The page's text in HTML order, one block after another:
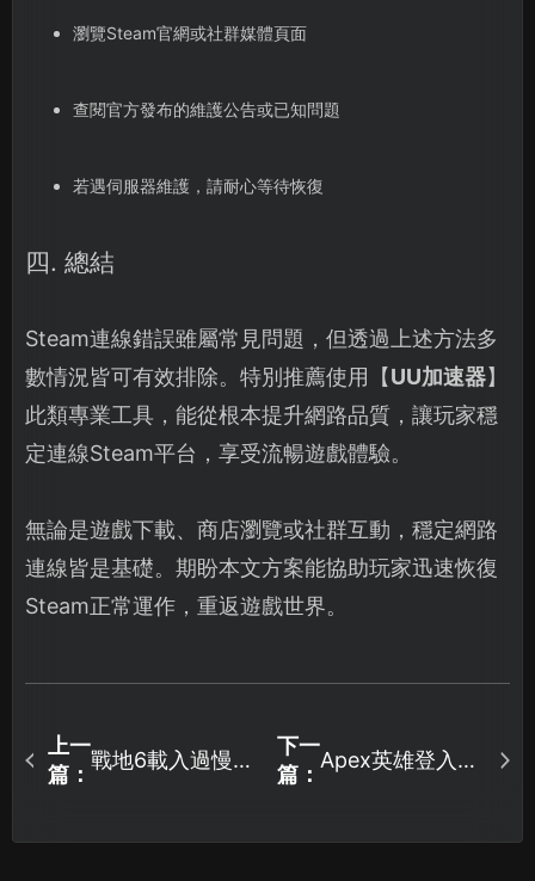
瀏覽Steam官網或社群媒體頁面
查閱官方發布的維護公告或已知問題
若遇伺服器維護，請耐心等待恢復
四. 總結
Steam連線錯誤雖屬常見問題，但透過上述方法多
數情況皆可有效排除。特別推薦使用【UU加速器】
此類專業工具，能從根本提升網路品質，讓玩家穩
定連線Steam平台，享受流暢遊戲體驗。
無論是遊戲下載、商店瀏覽或社群互動，穩定網路
連線皆是基礎。期盼本文方案能協助玩家迅速恢復
Steam正常運作，重返遊戲世界。
上一
篇：
戰地6載入過慢全
略！
下一
篇：
Apex英雄登入問